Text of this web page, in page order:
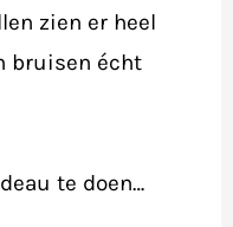
zien er heel
bruisen écht
te doen…